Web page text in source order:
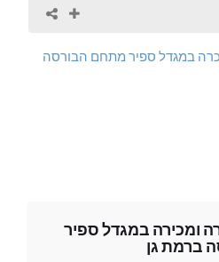
ומכירה במגדל ספיר
ברמת גן